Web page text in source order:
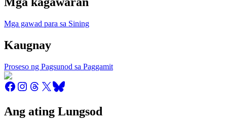
Mga gawad para sa Sining
Kaugnay
Proseso ng Pagsunod sa Paggamit
Ang ating Lungsod